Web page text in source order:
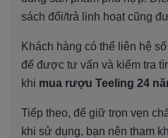
sách đổi/trả linh hoạt cũng
Khách hàng có thể liên hệ
để được tư vấn và kiểm tra
khi mua rượu Teeling 24
Tiếp theo, để giữ trọn vẹn
khi sử dụng, bạn nên tham